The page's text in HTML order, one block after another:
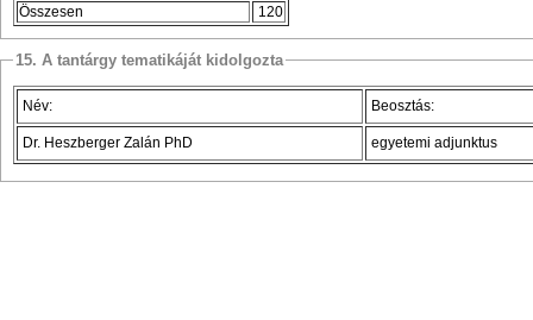
Összesen
120
15. A tantárgy tematikáját kidolgozta
Név: Beosztás:
Dr. Heszberger Zalán PhD egyetemi adjunktus